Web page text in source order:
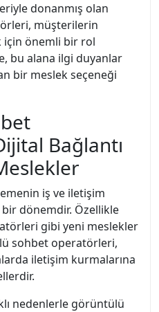
donanmış olan
müşterilerin
için önemli bir rol
bu alana ilgi duyanlar
bir meslek seçeneği
Bağlantı
iş ve iletişim
dönemdir. Özellikle
gibi yeni meslekler
sohbet operatörleri,
iletişim kurmalarına
nedenlerle görüntülü